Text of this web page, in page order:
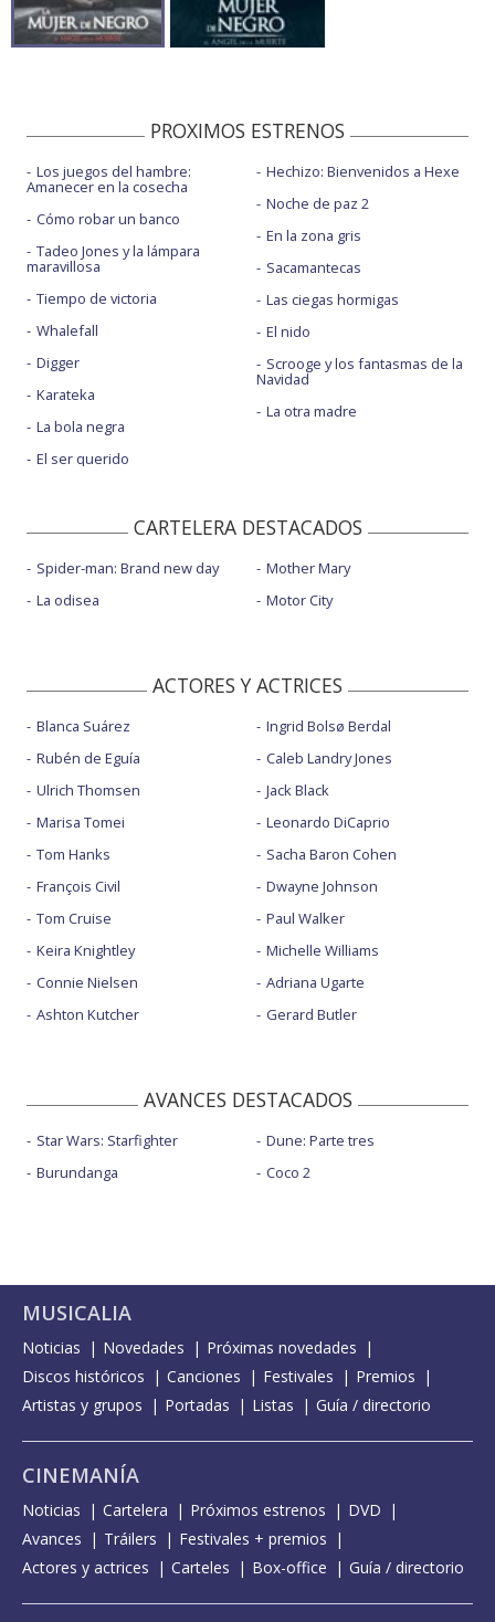
PROXIMOS ESTRENOS
Los juegos del hambre:
Amanecer en la cosecha
Cómo robar un banco
Tadeo Jones y la lámpara
maravillosa
Tiempo de victoria
Whalefall
Digger
Karateka
La bola negra
El ser querido
Hechizo: Bienvenidos a Hexe
Noche de paz 2
En la zona gris
Sacamantecas
Las ciegas hormigas
El nido
Scrooge y los fantasmas de la
Navidad
La otra madre
CARTELERA DESTACADOS
Spider-man: Brand new day
La odisea
Mother Mary
Motor City
ACTORES Y ACTRICES
Blanca Suárez
Rubén de Eguía
Ulrich Thomsen
Marisa Tomei
Tom Hanks
François Civil
Tom Cruise
Keira Knightley
Connie Nielsen
Ashton Kutcher
Ingrid Bolsø Berdal
Caleb Landry Jones
Jack Black
Leonardo DiCaprio
Sacha Baron Cohen
Dwayne Johnson
Paul Walker
Michelle Williams
Adriana Ugarte
Gerard Butler
AVANCES DESTACADOS
Star Wars: Starfighter
Burundanga
Dune: Parte tres
Coco 2
MUSICALIA
Noticias Novedades
Próximas novedades
Discos históricos
Canciones Festivales
Premios
Artistas y grupos
Portadas Listas Guía / directorio
CINEMANÍA
Noticias Cartelera Próximos estrenos
DVD
Avances
Tráilers
Festivales + premios
Actores y actrices
Carteles Box-office Guía / directorio